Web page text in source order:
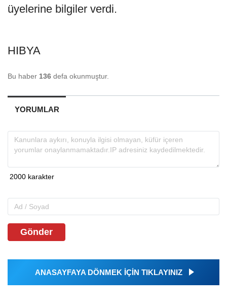
üyelerine bilgiler verdi.
HIBYA
Bu haber 136 defa okunmuştur.
YORUMLAR
Gönder
ANASAYFAYA DÖNMEK İÇİN TIKLAYINIZ